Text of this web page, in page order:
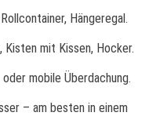
Hängeregal.
Kisten mit Kissen, Hocker.
mobile Überdachung.
– am besten in einem